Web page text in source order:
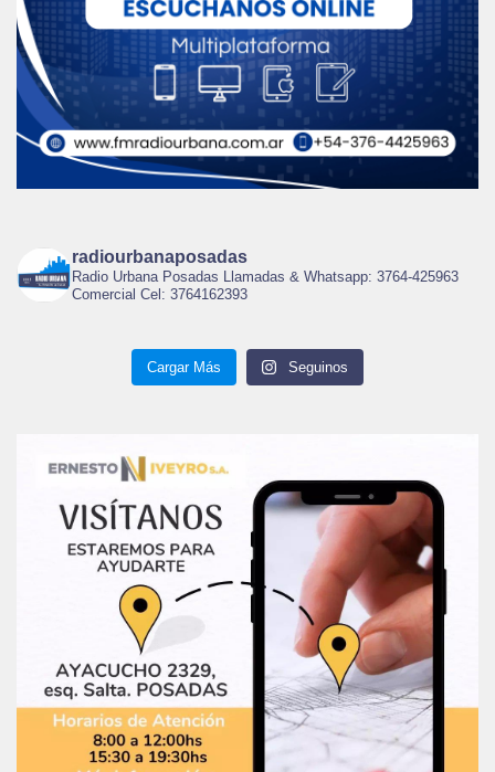
radiourbanaposadas
Radio Urbana Posadas Llamadas & Whatsapp: 3764-425963
Comercial Cel: 3764162393
Cargar Más Seguinos